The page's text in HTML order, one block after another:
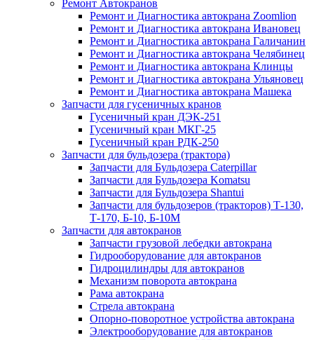
Ремонт Автокранов
Ремонт и Диагностика автокрана Zoomlion
Ремонт и Диагностика автокрана Ивановец
Ремонт и Диагностика автокрана Галичанин
Ремонт и Диагностика автокрана Челябинец
Ремонт и Диагностика автокрана Клинцы
Ремонт и Диагностика автокрана Ульяновец
Ремонт и Диагностика автокрана Машека
Запчасти для гусеничных кранов
Гусеничный кран ДЭК-251
Гусеничный кран МКГ-25
Гусеничный кран РДК-250
Запчасти для бульдозера (трактора)
Запчасти для Бульдозера Caterpillar
Запчасти для Бульдозера Komatsu
Запчасти для Бульдозера Shantui
Запчасти для бульдозеров (тракторов) Т-130,
Т-170, Б-10, Б-10М
Запчасти для автокранов
Запчасти грузовой лебедки автокрана
Гидрооборудование для автокранов
Гидроцилиндры для автокранов
Механизм поворота автокрана
Рама автокрана
Стрела автокрана
Опорно-поворотное устройства автокрана
Электрооборудование для автокранов